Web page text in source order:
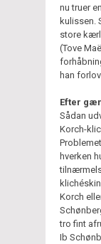
nu truer
kulissen.
store
(Tove
han
Efter
Sådan
Korch-
hverken
Korch
tro fint
Ib